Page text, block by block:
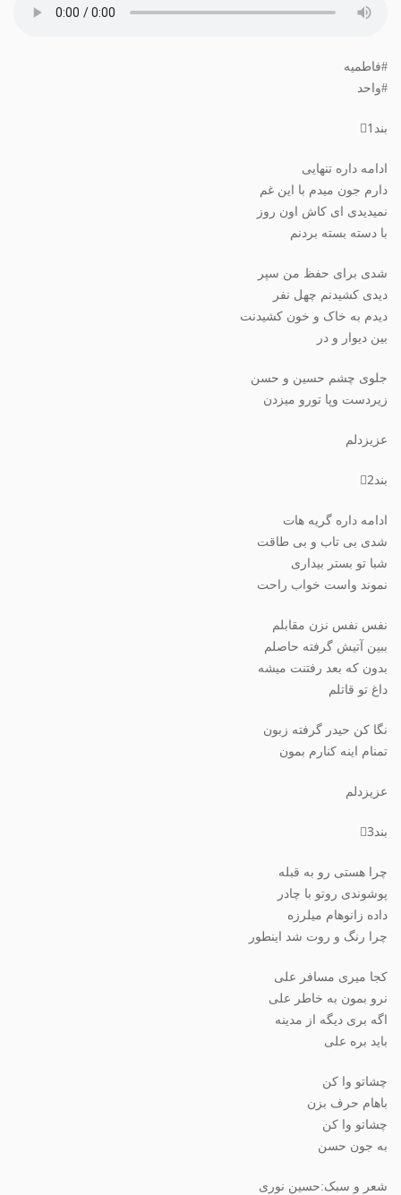
#فاطمیه
#واحد
بند1⃣
ادامه داره تنهایی
دارم جون میدم با این غم
نمیدیدی ای کاش اون روز
با دسته بسته بردنم
شدی برای حفظ من سپر
دیدی کشیدنم چهل نفر
دیدم به خاک و خون کشیدنت
بین دیوار و در
جلوی چشم حسین و حسن
زیردست وپا تورو میزدن
عزیزدلم
بند2⃣
ادامه داره گریه هات
شدی بی تاب و بی طاقت
شبا تو بستر بیداری
نموند واست خواب راحت
نفس نفس نزن مقابلم
ببین آتیش گرفته حاصلم
بدون که بعد رفتنت میشه
داغ تو قاتلم
نگا کن حیدر گرفته زبون
تمنام اینه کنارم بمون
عزیزدلم
بند3⃣
چرا هستی رو به قبله
پوشوندی روتو با چادر
داده زانوهام میلرزه
چرا رنگ و روت شد اینطور
کجا میری مسافر علی
نرو بمون به خاطر علی
اگه بری دیگه از مدینه
باید بره علی
چشاتو وا کن
باهام حرف بزن
چشاتو وا کن
به جون حسن
شعر و سبک:حسین نوری